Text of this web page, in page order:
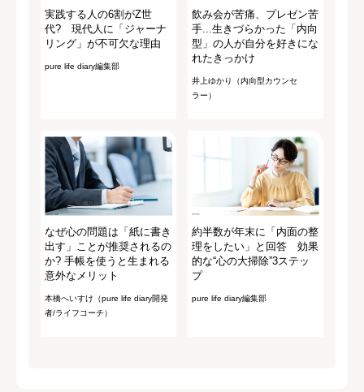
実践する人の6割がZ世
代? 現代人に「ジャーナ
リング」が不可欠な理由
pure life diary編集部
飲み会が苦痛、プレゼン苦
手...生きづらかった「内向
型」の人が自分を好きにな
れたきっかけ
井上ゆかり（内向型カウンセ
ラー）
なぜ心の問題は「紙に書き
出す」ことが推奨されるの
か? 手帳を使うと生まれる
意外なメリット
本橋へいすけ（pure life diary開発
者/ライフコーチ）
約半数が年末に「内面の整
理をしたい」と回答 効果
的な“心の大掃除”3ステッ
プ
pure life diary編集部